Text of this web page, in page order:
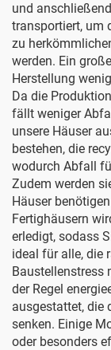
und
transportiert, um
zu
werden. Ein
Herstellung
Da die
fällt weniger
unsere Häuser
bestehen, die
wodurch Abfall
Zudem werden
Häuser
Fertighäusern
erledigt, sodass
ideal für alle, die
Baustellenstress
der Regel
ausgestattet, die
senken. Einige
oder besonders